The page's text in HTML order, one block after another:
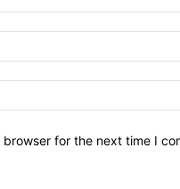
for the next time I